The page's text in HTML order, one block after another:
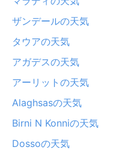
ザンデールの天気
タウアの天気
アガデスの天気
アーリットの天気
Alaghsasの天気
Birni N Konniの天気
Dossoの天気